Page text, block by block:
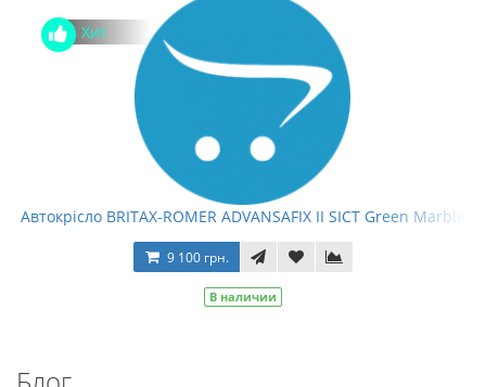
Хит
Автокрісло BRITAX-ROMER ADVANSAFIX II SICT Green Marble
9 100 грн.
В наличии